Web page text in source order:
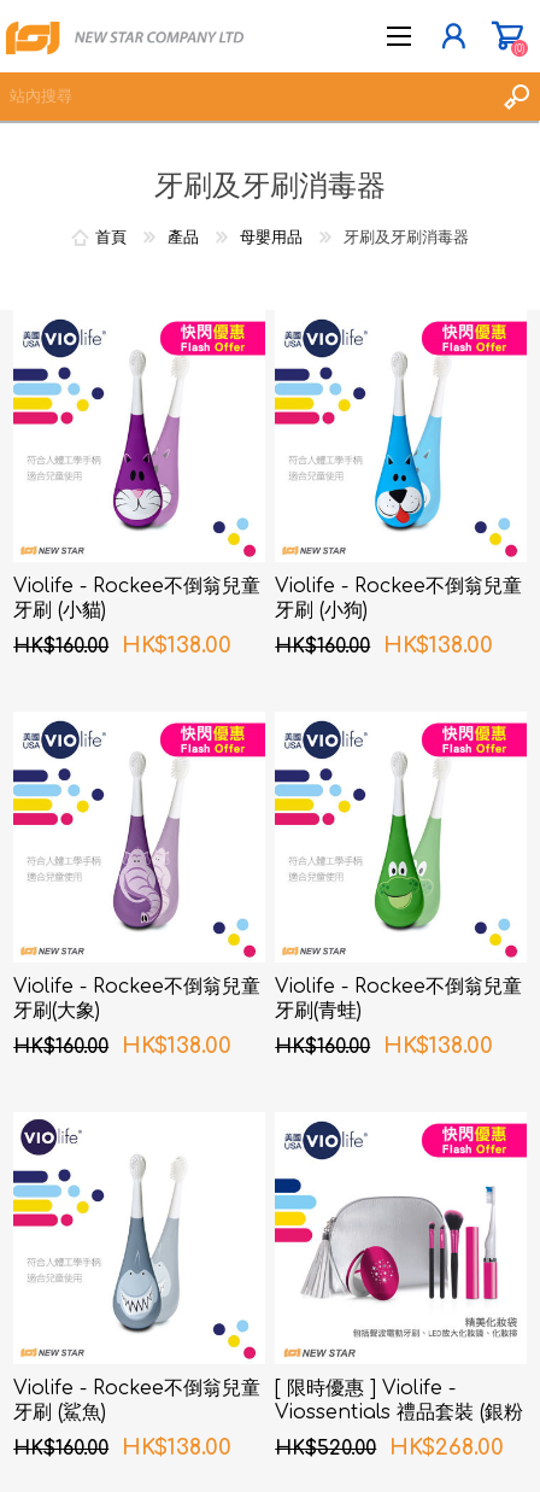
登入
(0)
牙刷及牙刷消毒器
首頁 產品 母嬰用品 牙刷及牙刷消毒器
Violife - Rockee不倒翁兒童
牙刷 (小貓)
HK$160.00
HK$138.00
Violife - Rockee不倒翁兒童
牙刷 (小狗)
HK$160.00
HK$138.00
Violife - Rockee不倒翁兒童
牙刷(大象)
HK$160.00
HK$138.00
Violife - Rockee不倒翁兒童
牙刷(青蛙)
HK$160.00
HK$138.00
Violife - Rockee不倒翁兒童
牙刷 (鯊魚)
HK$160.00
HK$138.00
[ 限時優惠 ] Violife -
Viossentials 禮品套裝 (銀粉
紅色)
HK$520.00 HK$268.00